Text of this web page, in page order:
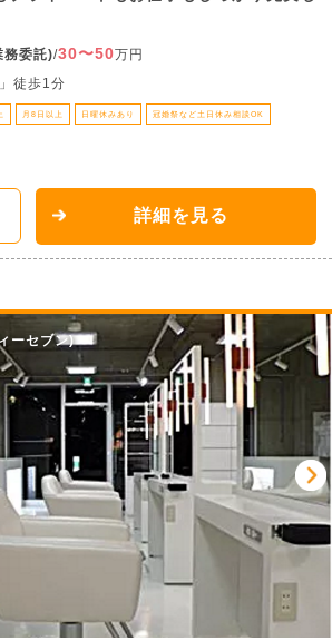
務委託)/30〜50万円
徒歩1分
月8日以上 日曜休みあり 冠婚祭など土日休み相談OK
詳細を見る
ーセブン)